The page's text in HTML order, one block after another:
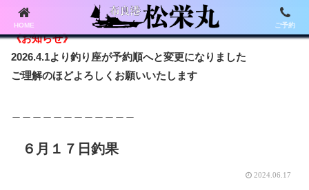
《お知らせ》
2026.4.1より釣り座が予約順へと変更になりました
ご理解のほどよろしくお願いいたします
６月１７日釣果
2024.06.17
HOME ご予約